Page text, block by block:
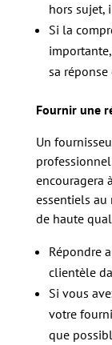
hors sujet,
Si la
sa réponse
Fournir une
Un
encouragera
essentiels au
de haute
Répondre
clientèle
Si vous
votre
que